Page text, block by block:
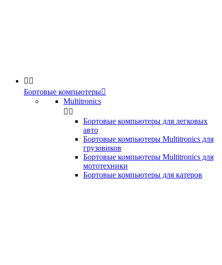
 
Бортовые компьютеры
Multitronics
 
Бортовые компьютеры для легковых
авто
Бортовые компьютеры Multitronics для
грузовиков
Бортовые компьютеры Multitronics для
мототехники
Бортовые компьютеры для катеров